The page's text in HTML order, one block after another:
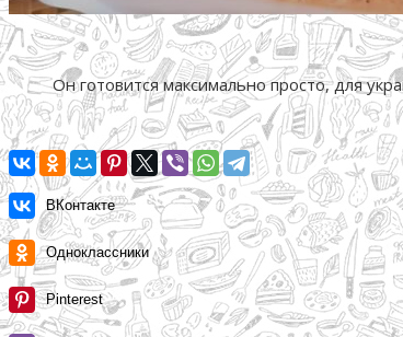
Он готовится максимально просто, для
ВКонтакте
Одноклассники
Pinterest